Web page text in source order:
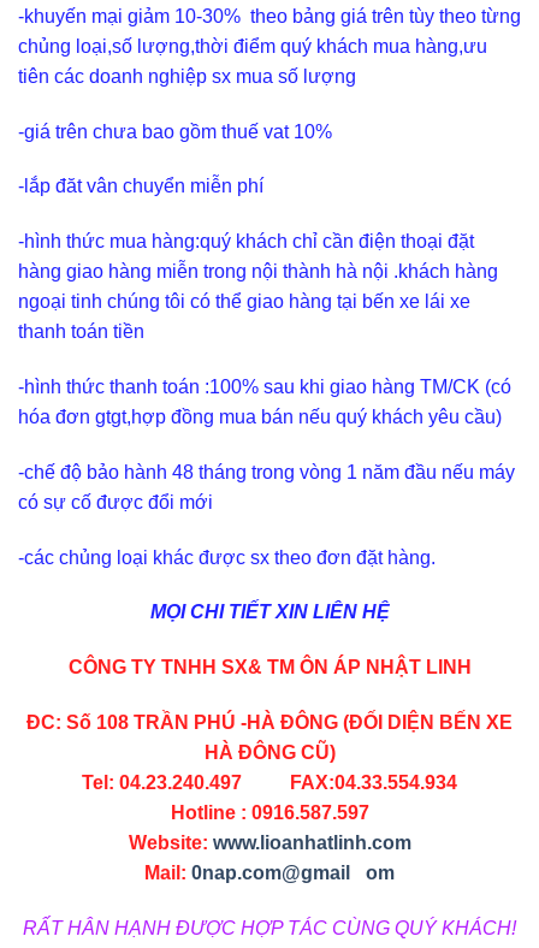
-khuyến mại giảm 10-30% theo bảng giá trên tùy theo từng
chủng loại,số lượng,thời điểm quý khách mua hàng,ưu
tiên các doanh nghiệp sx mua số lượng
-giá trên chưa bao gồm thuế vat 10%
-lắp đăt vân chuyển miễn phí
-hình thức mua hàng:quý khách chỉ cần điện thoại đặt
hàng giao hàng miễn trong nội thành hà nội .khách hàng
ngoại tinh chúng tôi có thể giao hàng tại bến xe lái xe
thanh toán tiền
-hình thức thanh toán :100% sau khi giao hàng TM/CK (có
hóa đơn gtgt,hợp đồng mua bán nếu quý khách yêu cầu)
-chế độ bảo hành 48 tháng trong vòng 1 năm đầu nếu máy
có sự cố được đổi mới
-các chủng loại khác được sx theo đơn đặt hàng.
MỌI CHI TIẾT XIN LIÊN HỆ
CÔNG TY TNHH SX& TM ÔN ÁP NHẬT LINH
ĐC: Số 108 TRẦN PHÚ -HÀ ĐÔNG (ĐỐI DIỆN BẾN XE
HÀ ĐÔNG CŨ)
Tel: 04.23.240.497 FAX:04.33.554.934
Hotline : 0916.587.597
Website: www.lioanhatlinh.com
Mail: 0nap.com@gmail om
RẤT HÂN HẠNH ĐƯỢC HỢP TÁC CÙNG QUÝ KHÁCH!